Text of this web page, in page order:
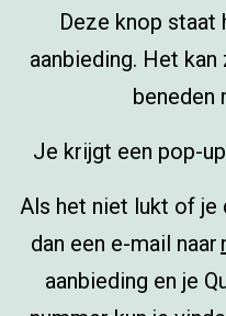
Deze knop staat
aanbieding. Het
beneden
Je krijgt een pop-
Als het niet lukt of je
dan een e-mail naar
aanbieding en je